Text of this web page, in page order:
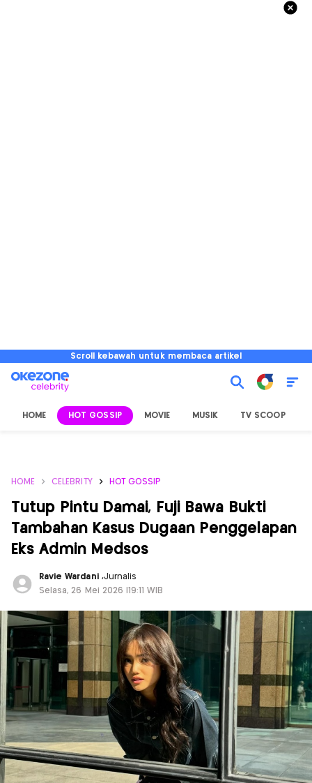
Scroll kebawah untuk membaca artikel
HOME HOT GOSSIP MOVIE MUSIK TV SCOOP
HOME CELEBRITY HOT GOSSIP
Tutup Pintu Damai, Fuji Bawa Bukti
Tambahan Kasus Dugaan Penggelapan
Eks Admin Medsos
Ravie Wardani ,Jurnalis
Selasa, 26 Mei 2026 |19:11 WIB